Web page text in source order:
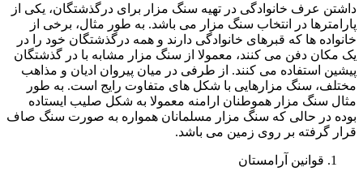
داشتن عرف خانوادگی در تهیه سنگ مزار برای درگذشتگان، یکی از
پارامترها در انتخاب سنگ مزار می باشد. به طور مثال، برخی از
خانواده ها که قبرهای خانوادگی دارند و همه درگذشتگان خود را در
یک مکان دفن می کنند، معمولا از سنگ مزار مشابه با در گذشتگان
پیشین استفاده می کنند. از طرفی در میان پیروان ادیان و مذاهب
مختلف، سنگ مزارهایی با شکل های متفاوت رایج است. به طور
مثال سنگ مزار هموطنان ارامنه معمولا به شکل صلیب ایستاده
بوده در حالی که سنگ مزار مسلمانان همواره به صورت سنگ صاف
قرار گرفته بر روی زمین می باشد.
قوانین آرامستان